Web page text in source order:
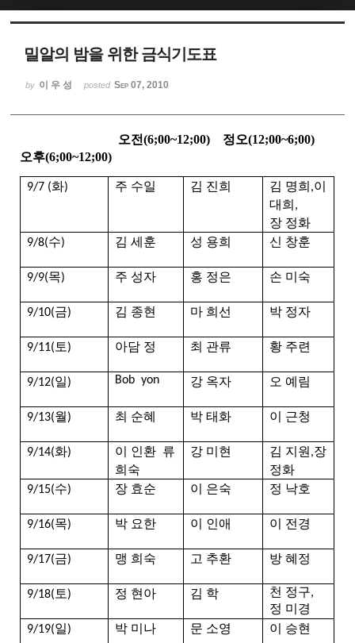
밀알의 밤을 위한 금식기도표
by 이 우 성 posted Sep 07, 2010
오전(6;00~12;00)
정오(12;00~6;00)
오후(6;00~12;00)
9/7 (화) 주 수일 김 진희 김 명희,이
대희,
장 정화
9/8(수) 김 세훈 성 용희 신 창훈
9/9(목) 주 성자 홍 정은 손 미숙
9/10(금) 김 종현 마 희선 박 정자
9/11(토) 아담 정 최 관류 황 주련
9/12(일) Bob yon 강 옥자 오 예림
9/13(월) 최 순혜 박태화 이 근청
9/14(화) 이 인환 류
희숙
강 미현 김 지원,장
정화
9/15(수) 장 효순 이 은숙 정 낙호
9/16(목) 박 요한 이 인애 이 전경
9/17(금) 맹 희숙 고 추환 방 혜정
9/18(토) 정 현아 김 학
천 정구,
정 미경
9/19(일) 박 미나 문 소영 이 승현
Sketchbook5, 스케치북5
Sketchbook5, 스케치북5